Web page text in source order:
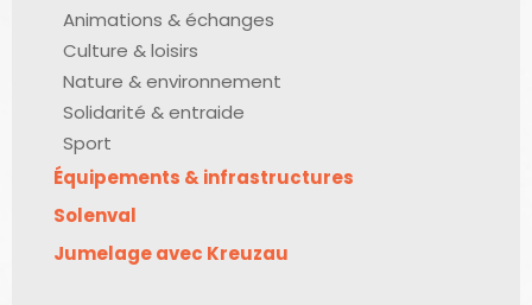
Animations & échanges
Culture & loisirs
Nature & environnement
Solidarité & entraide
Sport
Équipements & infrastructures
Solenval
Jumelage avec Kreuzau